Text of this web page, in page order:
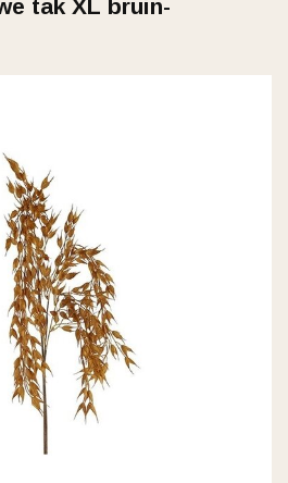
tak XL bruin-